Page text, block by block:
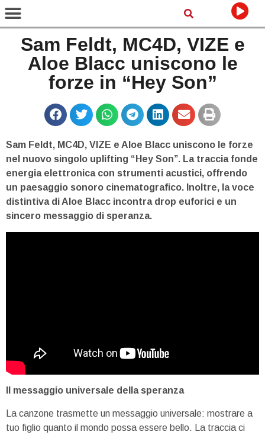
Sam Feldt, MC4D, VIZE e
Aloe Blacc uniscono le
forze in “Hey Son”
Sam Feldt, MC4D, VIZE e Aloe Blacc uniscono le forze
nel nuovo singolo uplifting “Hey Son”. La traccia fonde
energia elettronica con strumenti acustici, offrendo
un paesaggio sonoro cinematografico. Inoltre, la voce
distintiva di Aloe Blacc incontra drop euforici e un
sincero messaggio di speranza.
Il messaggio universale della speranza
La canzone trasmette un messaggio universale: mostrare a
tuo figlio quanto il mondo possa essere bello. La traccia ci